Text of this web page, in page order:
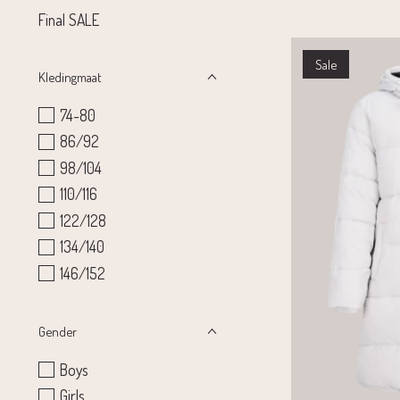
Final SALE
Kledingmaat
74-80
86/92
98/104
110/116
122/128
134/140
146/152
Gender
Boys
Girls
Sale